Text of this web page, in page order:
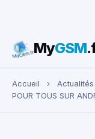
Rechercher :
MyGSM
Accueil › Actualités
POUR TOUS SUR